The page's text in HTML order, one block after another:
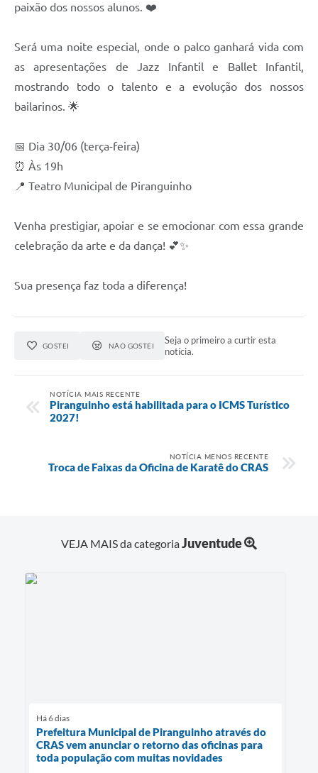
paixão dos nossos alunos. ❤️
Será uma noite especial, onde o palco ganhará vida com
as apresentações de Jazz Infantil e Ballet Infantil,
mostrando todo o talento e a evolução dos nossos
bailarinos. 🌟
📅 Dia 30/06 (terça-feira)
⏰ Às 19h
📍 Teatro Municipal de Piranguinho
Venha prestigiar, apoiar e se emocionar com essa grande
celebração da arte e da dança! 💕✨
Sua presença faz toda a diferença!
GOSTEI NÃO GOSTEI
Seja o primeiro a curtir esta
notícia.
NOTÍCIA MAIS RECENTE
Piranguinho está habilitada para o ICMS Turístico
2027!
NOTÍCIA MENOS RECENTE
Troca de Faixas da Oficina de Karatê do CRAS
VEJA MAIS da categoriaJuventude
Há 6 dias
Prefeitura Municipal de Piranguinho através do
CRAS vem anunciar o retorno das oficinas para
toda população com muitas novidades